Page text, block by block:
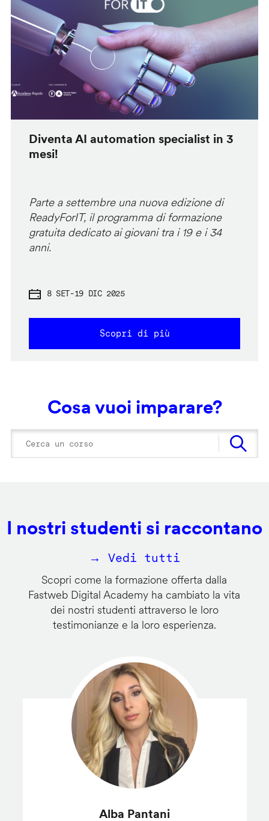
Diventa AI automation specialist in 3
mesi!
Parte a settembre una nuova edizione di
ReadyForIT, il programma di formazione
gratuita dedicato ai giovani tra i 19 e i 34
anni.
8 SET-19 DIC 2025
Scopri di più
Cosa vuoi imparare?
I nostri studenti si raccontano
→ Vedi tutti
Scopri come la formazione offerta dalla
Fastweb Digital Academy ha cambiato la vita
dei nostri studenti attraverso le loro
testimonianze e la loro esperienza.
Alba Pantani